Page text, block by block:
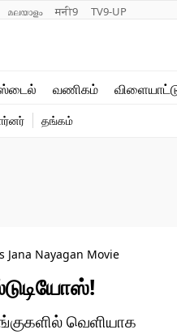
മലയാളം मनी9 TV9-UP
வணிகம்
வைரல்தங்கம்
Jana Nayagan Movie
வெளியாக